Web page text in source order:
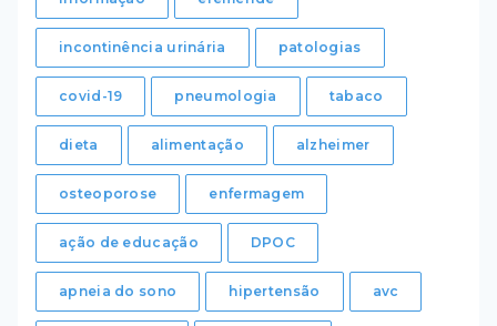
incontinência urinária patologias
covid-19 pneumologia tabaco
dieta alimentação alzheimer
osteoporose enfermagem
ação de educação DPOC
apneia do sono hipertensão avc